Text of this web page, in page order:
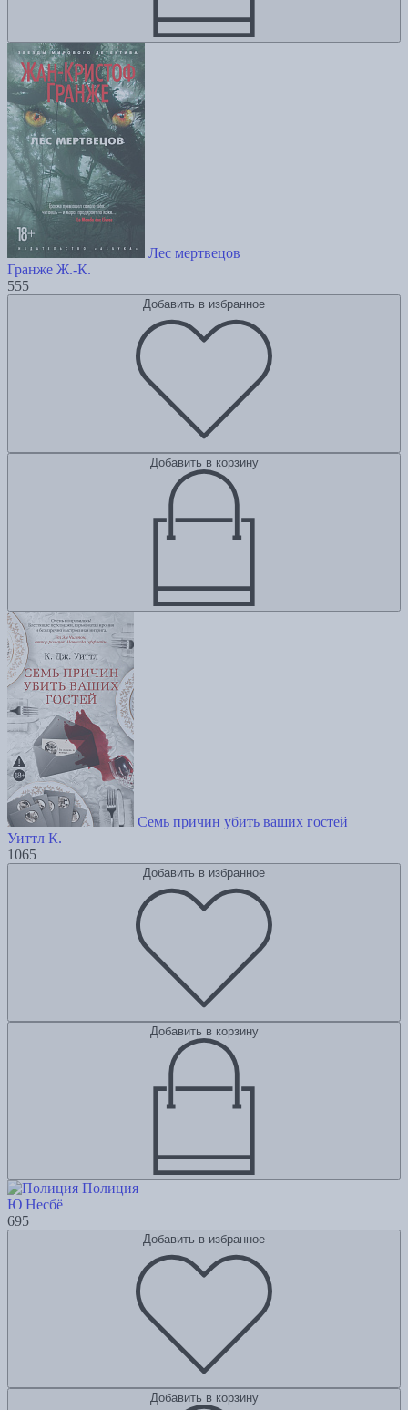
Лес мертвецов
Гранже Ж.-К.
555
Добавить в избранное
Добавить в корзину
Семь причин убить ваших гостей
Уиттл К.
1065
Добавить в избранное
Добавить в корзину
Полиция
Ю Несбё
695
Добавить в избранное
Добавить в корзину